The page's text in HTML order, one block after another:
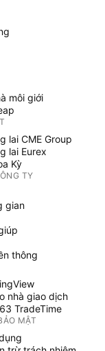
môi giới
lai CME Group
lai Eurex
Kỳ
TY
gian
thông
nhà giao dịch
TradeTime
MẬT